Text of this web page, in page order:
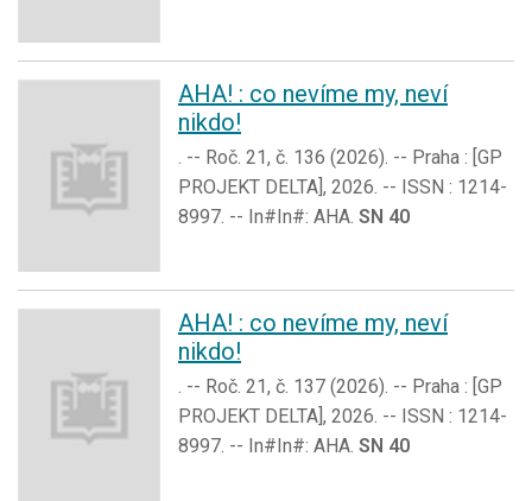
AHA! : co nevíme my, neví
nikdo!
. -- Roč. 21, č. 136 (2026). -- Praha : [GP
PROJEKT DELTA], 2026. -- ISSN : 1214-
8997. -- In#In#: AHA. SN 40
AHA! : co nevíme my, neví
nikdo!
. -- Roč. 21, č. 137 (2026). -- Praha : [GP
PROJEKT DELTA], 2026. -- ISSN : 1214-
8997. -- In#In#: AHA. SN 40